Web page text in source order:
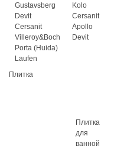
Gustavsberg
Devit
Cersanit
Villeroy&Boch
Porta (Huida)
Laufen
Kolo
Cersanit
Apollo
Devit
Плитка
Плитка
для
ванной